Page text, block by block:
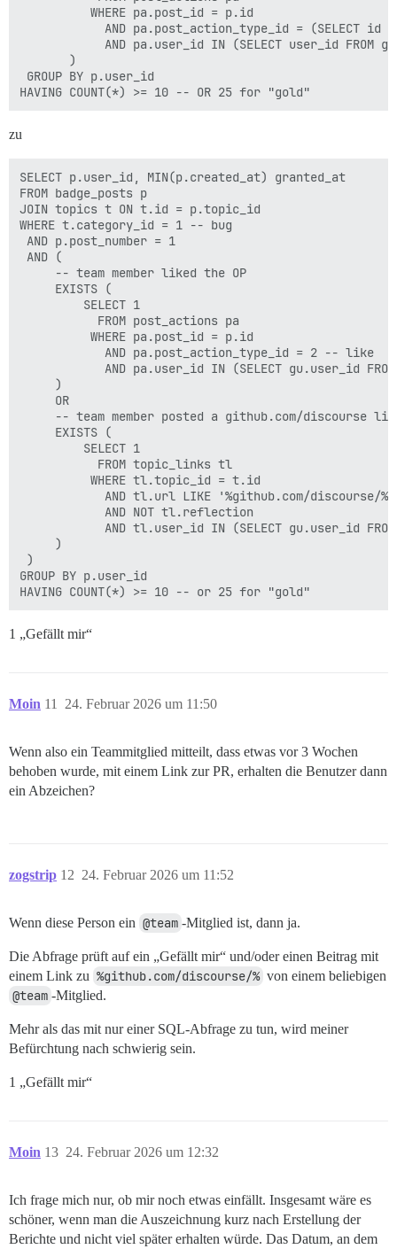
          WHERE pa.post_id = p.id
AND pa.post_action_type_id = (SELECT id
AND pa.user_id IN (SELECT user_id FROM
       )
GROUP BY p.user_id
zu
SELECT p.user_id, MIN(p.created_at) granted_at
FROM badge_posts p
JOIN topics t ON t.id = p.topic_id
WHERE t.category_id = 1 -- bug
AND p.post_number = 1
AND (
     -- team member liked the OP
     EXISTS (
         SELECT 1
           FROM post_actions pa
          WHERE pa.post_id = p.id
            AND pa.post_action_type_id = 2 -- like
AND pa.user_id IN (SELECT gu.user_id
     )
     OR
-- team member posted a github.com/discourse
     EXISTS (
         SELECT 1
           FROM topic_links tl
          WHERE tl.topic_id = t.id
            AND tl.url LIKE '%github.com/discourse/%'
            AND NOT tl.reflection
AND tl.user_id IN (SELECT gu.user_id
     )
)
GROUP BY p.user_id
1 „Gefällt mir“
Moin 24. Februar 2026 um 11:50
11
Wenn also ein Teammitglied mitteilt, dass etwas vor 3 Wochen
behoben wurde, mit einem Link zur PR, erhalten die Benutzer dann
ein Abzeichen?
zogstrip 24. Februar 2026 um 11:52
12
Wenn diese Person ein @team -Mitglied ist, dann ja.
Die Abfrage prüft auf ein „Gefällt mir“ und/oder einen Beitrag mit
einem Link zu %github.com/discourse/% von einem beliebigen
@team -Mitglied.
Mehr als das mit nur einer SQL-Abfrage zu tun, wird meiner
Befürchtung nach schwierig sein.
1 „Gefällt mir“
Moin 24. Februar 2026 um 12:32
13
Ich frage mich nur, ob mir noch etwas einfällt. Insgesamt wäre es
schöner, wenn man die Auszeichnung kurz nach Erstellung der
Berichte und nicht viel später erhalten würde. Das Datum, an dem